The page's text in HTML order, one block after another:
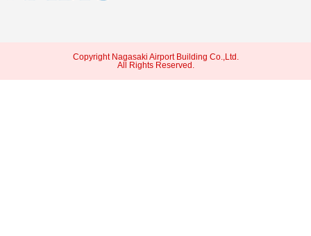
Copyright Nagasaki Airport Building Co.,Ltd.
All Rights Reserved.